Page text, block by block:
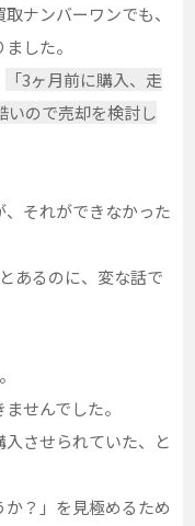
ナンバーワンでも、
した。
「3ヶ月前に購入、走
いので売却を検討し
それができなかった
あるのに、変な話で
せんでした。
させられていた、と
？」を見極めるため